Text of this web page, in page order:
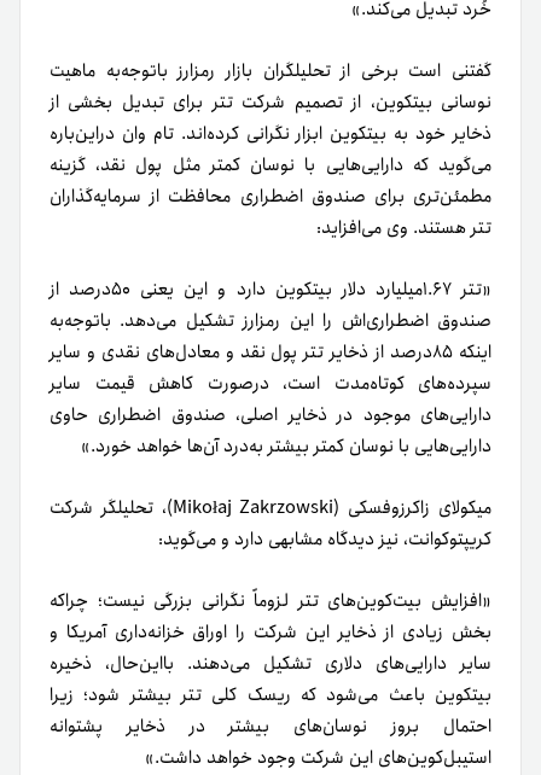
خُرد تبدیل می‌کند.»
گفتنی‌ است برخی از تحلیلگران بازار رمزارز باتوجه‌به ماهیت
نوسانی بیتکوین، از تصمیم شرکت تتر برای تبدیل بخشی از
ذخایر خود به بیتکوین ابزار نگرانی کرده‌اند. تام وان در‌این‌باره
می‌گوید که دارایی‌هایی با نوسان کمتر مثل پول نقد، گزینه
مطمئن‌تری برای صندوق اضطراری محافظت از سرمایه‌گذاران
تتر هستند. وی می‌افزاید:
«تتر ۱.۶۷‌میلیارد دلار بیتکوین دارد و این یعنی ۵۰درصد از
صندوق اضطراری‌اش را این رمزارز تشکیل می‌دهد. با‌توجه‌به
اینکه ۸۵درصد از ذخایر تتر پول نقد و معادل‌های نقدی و سایر
سپرده‌های کوتاه‌مدت است، در‌صورت کاهش قیمت سایر
دارایی‌های موجود در ذخایر اصلی، صندوق اضطراری حاوی
دارایی‌هایی با نوسان کمتر بیشتر به‌درد آن‌ها خواهد خورد.»
میکولای زاکرزوفسکی (Mikołaj Zakrzowski)، تحلیلگر شرکت
کریپتوکوانت، نیز دیدگاه مشابهی دارد و می‌گوید:
«افزایش بیت‌کوین‌های تتر لزوماً نگرانی بزرگی نیست؛ چراکه
بخش زیادی از ذخایر این شرکت را اوراق خزانه‌داری آمریکا و
سایر دارایی‌های دلاری تشکیل می‌دهند. با‌این‌حال، ذخیره
بیتکوین باعث می‌شود که ریسک کلی تتر بیشتر شود؛ زیرا
احتمال بروز نوسان‌های بیشتر در ذخایر پشتوانه
استیبل‌کوین‌های این شرکت وجود خواهد داشت.»